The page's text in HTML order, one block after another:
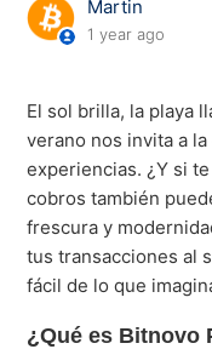
Martin
1 year ago
El sol brilla, la playa
verano nos invita a
experiencias. ¿Y si
cobros también
frescura y
tus transacciones al
fácil de lo que
¿Qué es Bitnovo